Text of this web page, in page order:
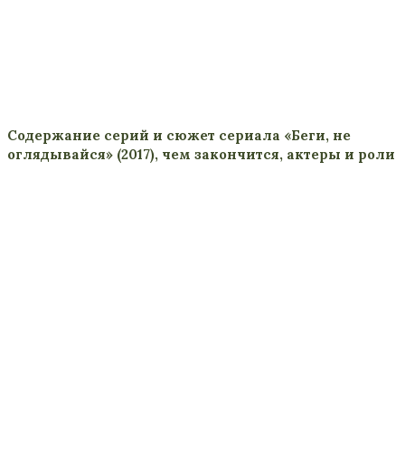
Содержание серий и сюжет сериала «Беги, не
оглядывайся» (2017), чем закончится, актеры и роли